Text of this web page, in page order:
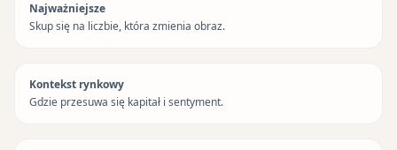
Najważniejsze
Skup się na liczbie, która zmienia obraz.
Kontekst rynkowy
Gdzie przesuwa się kapitał i sentyment.